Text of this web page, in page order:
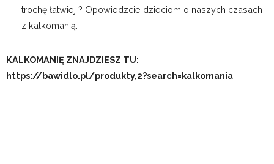
trochę łatwiej ? Opowiedzcie dzieciom o naszych czasach
z kalkomanią.
KALKOMANIĘ ZNAJDZIESZ TU:
https://bawidlo.pl/produkty,2?search=kalkomania